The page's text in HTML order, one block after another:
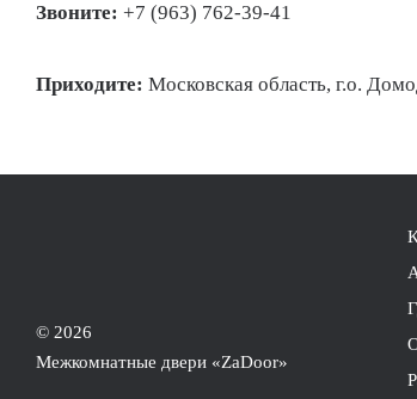
Звоните: +7 (963) 762-39-41
Приходите: Московская область, г.о.
© 2026
Межкомнатные двери «ZaDoor»